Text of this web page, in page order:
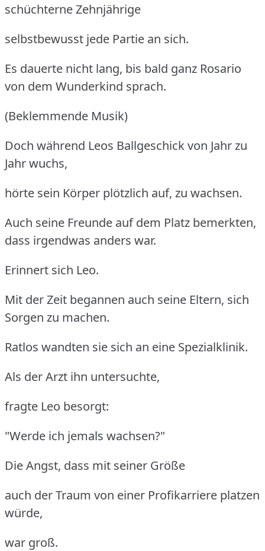
schüchterne Zehnjährige
selbstbewusst jede Partie an sich.
Es dauerte nicht lang, bis bald ganz Rosario
von dem Wunderkind sprach.
(Beklemmende Musik)
Doch während Leos Ballgeschick von Jahr zu
Jahr wuchs,
hörte sein Körper plötzlich auf, zu wachsen.
Auch seine Freunde auf dem Platz bemerkten,
dass irgendwas anders war.
Erinnert sich Leo.
Mit der Zeit begannen auch seine Eltern, sich
Sorgen zu machen.
Ratlos wandten sie sich an eine Spezialklinik.
Als der Arzt ihn untersuchte,
fragte Leo besorgt:
"Werde ich jemals wachsen?"
Die Angst, dass mit seiner Größe
auch der Traum von einer Profikarriere platzen
würde,
war groß.